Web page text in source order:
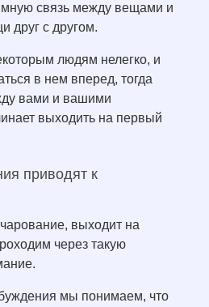
связь между вещами и
друг с другом.
людям нелегко, и
в нем вперед, тогда
вами и вашими
выходить на первый
приводят к
выходит на
через такую
мы понимаем, что